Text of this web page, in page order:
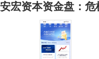
安宏资本资金盘：